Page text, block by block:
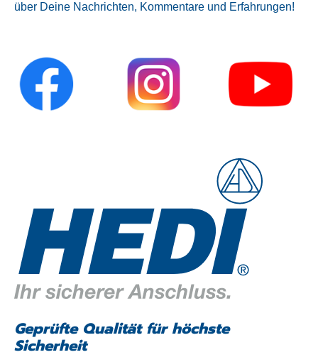
über Deine Nachrichten, Kommentare und Erfahrungen!
Geprüfte Qualität für höchste
Sicherheit